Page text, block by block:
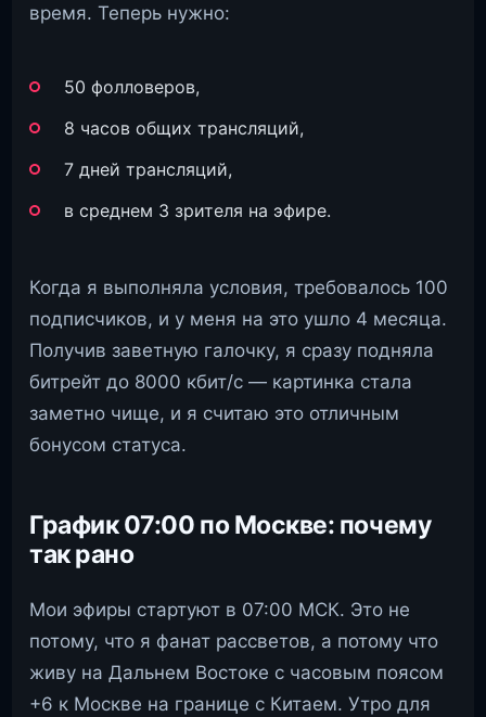
время. Теперь нужно:
50 фолловеров,
8 часов общих трансляций,
7 дней трансляций,
в среднем 3 зрителя на эфире.
Когда я выполняла условия, требовалось 100
подписчиков, и у меня на это ушло 4 месяца.
Получив заветную галочку, я сразу подняла
битрейт до 8000 кбит/с — картинка стала
заметно чище, и я считаю это отличным
бонусом статуса.
График 07:00 по Москве: почему
так рано
Мои эфиры стартуют в 07:00 МСК. Это не
потому, что я фанат рассветов, а потому что
живу на Дальнем Востоке с часовым поясом
+6 к Москве на границе с Китаем. Утро для